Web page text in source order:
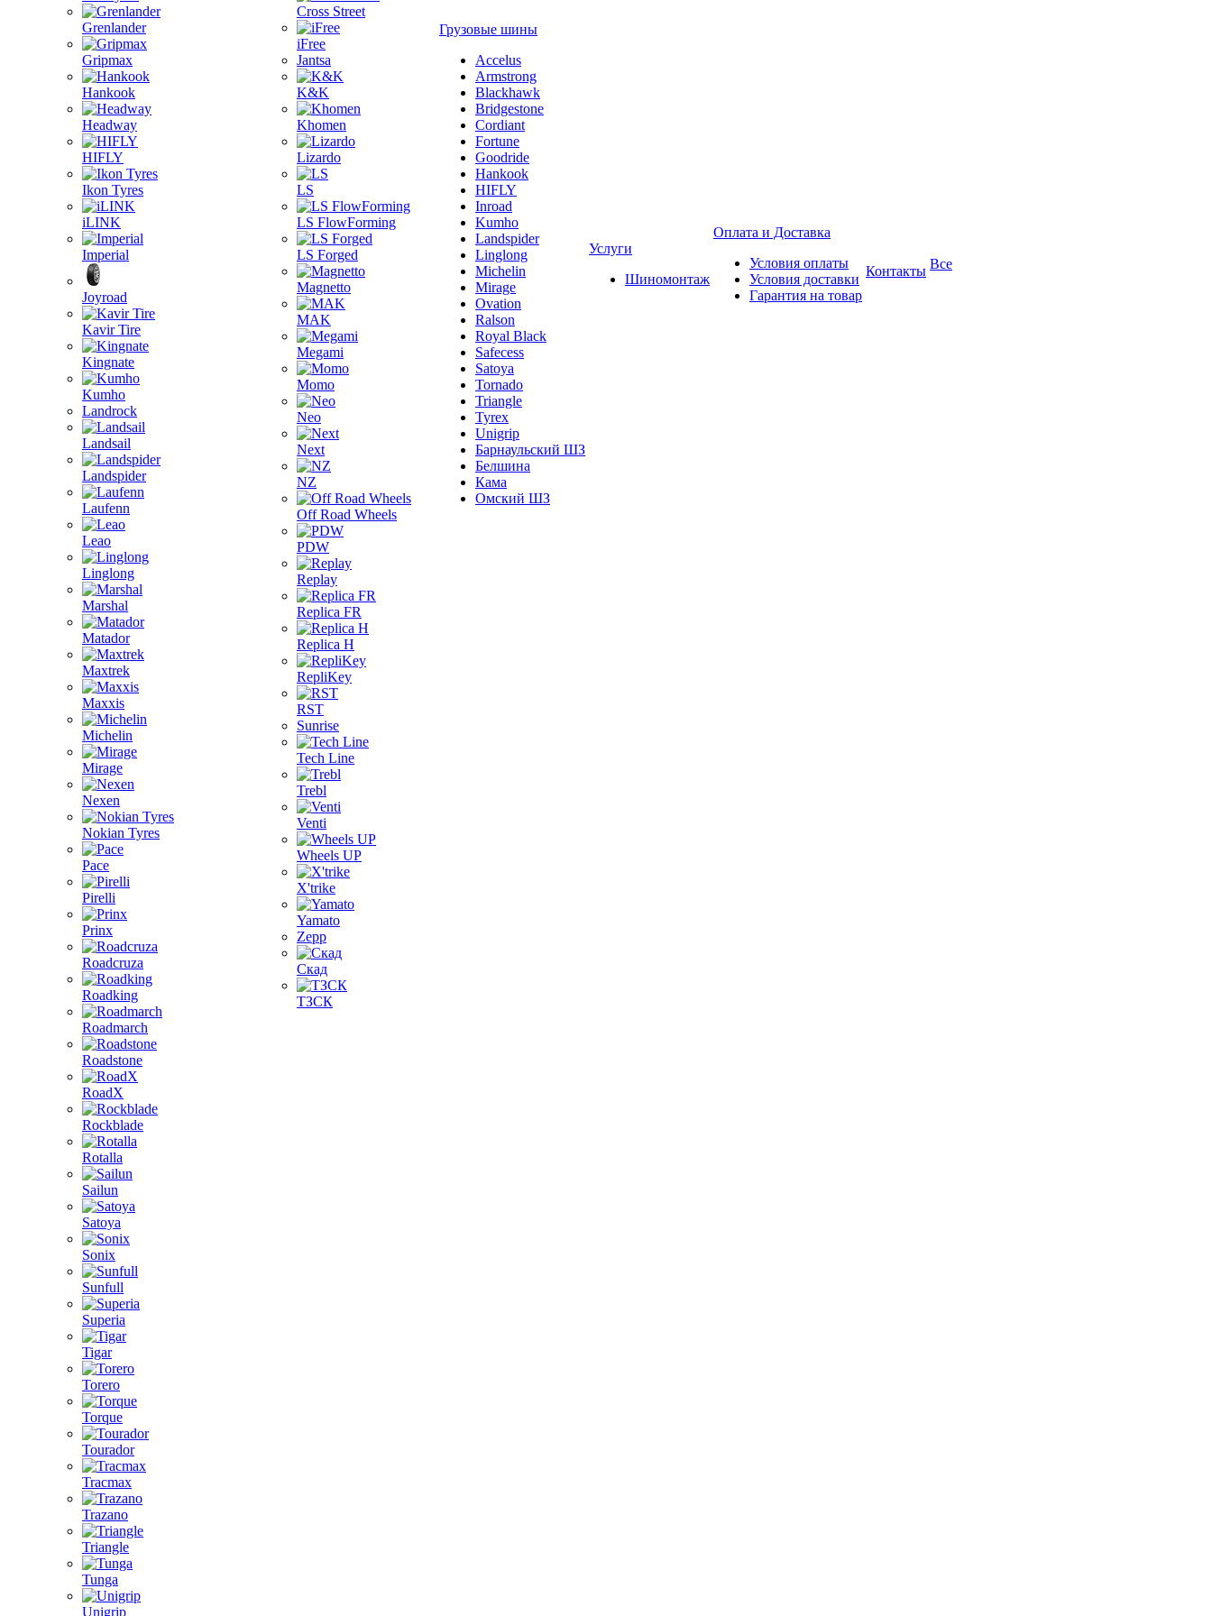
Grenlander
Gripmax
Hankook
Headway
HIFLY
Ikon Tyres
iLINK
Imperial
Joyroad
Kavir Tire
Kingnate
Kumho
Landrock
Landsail
Landspider
Laufenn
Leao
Linglong
Marshal
Matador
Maxtrek
Maxxis
Michelin
Mirage
Nexen
Nokian Tyres
Pace
Pirelli
Prinx
Roadcruza
Roadking
Roadmarch
Roadstone
RoadX
Rockblade
Rotalla
Sailun
Satoya
Sonix
Sunfull
Superia
Tigar
Torero
Torque
Tourador
Tracmax
Trazano
Triangle
Tunga
Unigrip
Cross Street
iFree
Jantsa
K&K
Khomen
Lizardo
LS
LS FlowForming
LS Forged
Magnetto
MAK
Megami
Momo
Neo
Next
NZ
Off Road Wheels
PDW
Replay
Replica FR
Replica H
RepliKey
RST
Sunrise
Tech Line
Trebl
Venti
Wheels UP
X'trike
Yamato
Zepp
Скад
ТЗСК
Грузовые шины
Accelus
Armstrong
Blackhawk
Bridgestone
Cordiant
Fortune
Goodride
Hankook
HIFLY
Inroad
Kumho
Landspider
Linglong
Michelin
Mirage
Ovation
Ralson
Royal Black
Safecess
Satoya
Tornado
Triangle
Tyrex
Unigrip
Барнаульский ШЗ
Белшина
Кама
Омский ШЗ
Услуги
Шиномонтаж
Оплата и Доставка
Условия оплаты
Условия доставки
Гарантия на товар
Контакты Все